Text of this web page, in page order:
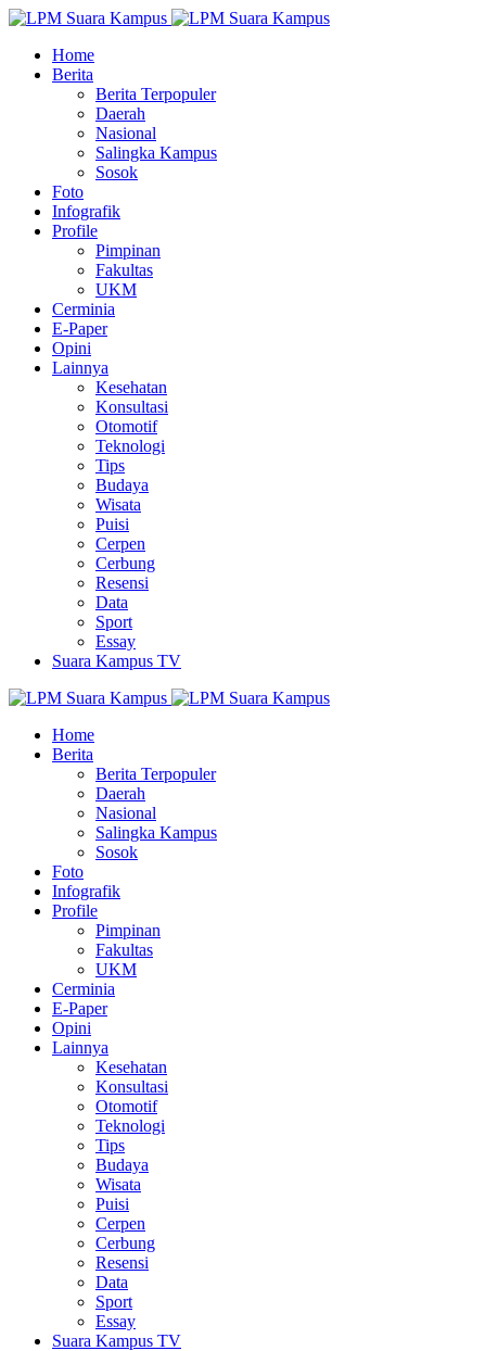
Home
Berita
Berita Terpopuler
Daerah
Nasional
Salingka Kampus
Sosok
Foto
Infografik
Profile
Pimpinan
Fakultas
UKM
Cerminia
E-Paper
Opini
Lainnya
Kesehatan
Konsultasi
Otomotif
Teknologi
Tips
Budaya
Wisata
Puisi
Cerpen
Cerbung
Resensi
Data
Sport
Essay
Suara Kampus TV
Home
Berita
Berita Terpopuler
Daerah
Nasional
Salingka Kampus
Sosok
Foto
Infografik
Profile
Pimpinan
Fakultas
UKM
Cerminia
E-Paper
Opini
Lainnya
Kesehatan
Konsultasi
Otomotif
Teknologi
Tips
Budaya
Wisata
Puisi
Cerpen
Cerbung
Resensi
Data
Sport
Essay
Suara Kampus TV